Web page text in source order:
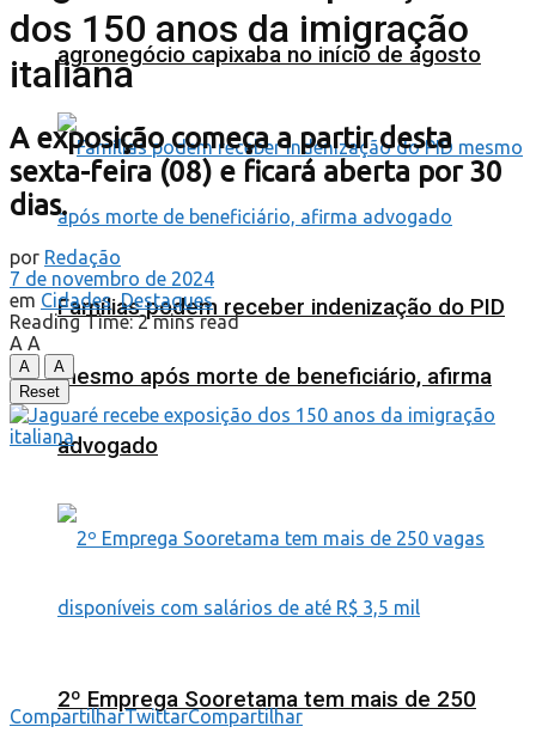
agronegócio capixaba no início de agosto
Famílias podem receber indenização do PID
mesmo após morte de beneficiário, afirma
advogado
2º Emprega Sooretama tem mais de 250
dos 150 anos da imigração
italiana
A exposição começa a partir desta
sexta-feira (08) e ficará aberta por 30
dias.
por Redação
7 de novembro de 2024
em Cidades,Destaques
Reading Time: 2 mins read
A A
A
A
Reset
CompartilharTwittarCompartilhar